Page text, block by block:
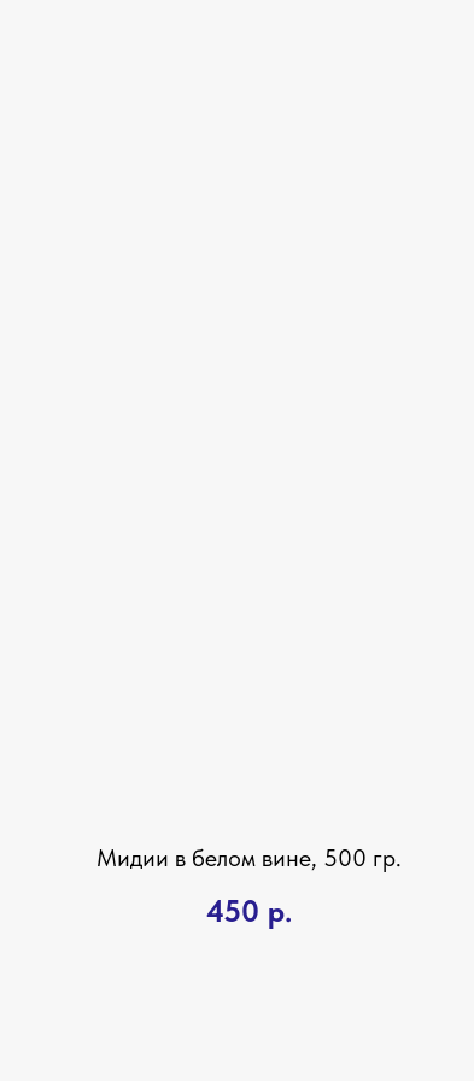
Мидии в белом вине, 500 гр.
450 р.